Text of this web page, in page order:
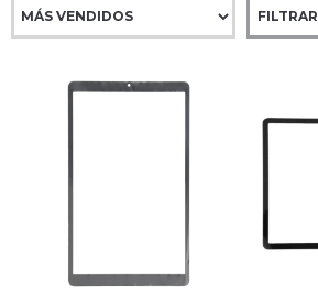
FILTRAR